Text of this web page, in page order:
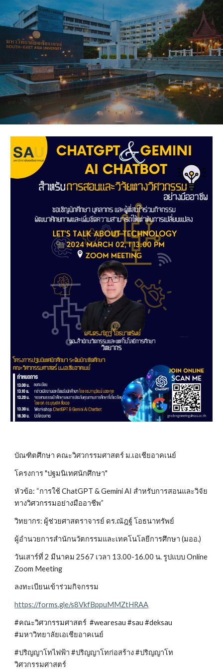
Skip to main content Skip to navigation
บัณฑิตศึกษา คณะวิศวกรรมศาสตร์ ม.เอเชียอาคเนย์
โครงการ "ปฐมนิเทศนักศึกษา"
หัวข้อ: “การใช้ ChatGPT & Gemini AI สำหรับการสอนและวิจัย
ทางวิศวกรรมอย่างมืออาชีพ”
วิทยากร: ผู้ช่วยศาสตราจารย์ ดร.ณัฎฐ์ โอธนาทรัพย์
ผู้อำนวยการสำนักนวัตกรรมและเทคโนโลยีการศึกษา (มออ.)
วันเสาร์ที่ 2 มีนาคม 2567 เวลา 13.00-16.00 น. รูปแบบ Online
Zoom Meeting
ลงทะเบียนเข้าร่วมกิจกรรม
https://forms.gle/s8VkfBppuMMZtHRAA
#คณะวิศวกรรมศาสตร์ #wearesau #sau #deksau
#มหาวิทยาลัยเอเชียอาคเนย์
#ปริญญาโทไฟฟ้า #ปริญญาโทก่อสร้าง #ปริญญาโท
วิศวกรรมศาสตร์